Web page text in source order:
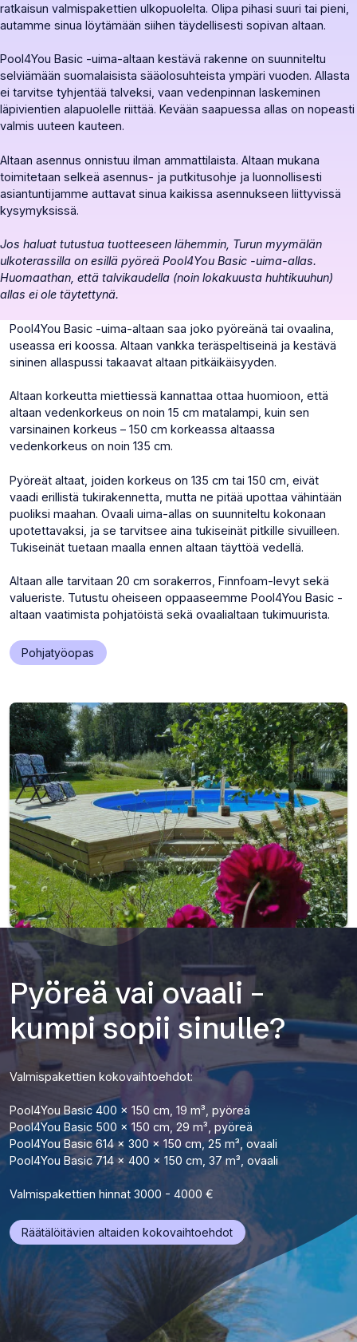
ratkaisun valmispakettien ulkopuolelta. Olipa pihasi suuri tai pieni,
autamme sinua löytämään siihen täydellisesti sopivan altaan.
Pool4You Basic -uima-altaan kestävä rakenne on suunniteltu
selviämään suomalaisista sääolosuhteista ympäri vuoden. Allasta
ei tarvitse tyhjentää talveksi, vaan vedenpinnan laskeminen
läpivientien alapuolelle riittää. Kevään saapuessa allas on nopeasti
valmis uuteen kauteen.
Altaan asennus onnistuu ilman ammattilaista. Altaan mukana
toimitetaan selkeä asennus- ja putkitusohje ja luonnollisesti
asiantuntijamme auttavat sinua kaikissa asennukseen liittyvissä
kysymyksissä.
Jos haluat tutustua tuotteeseen lähemmin, Turun myymälän
ulkoterassilla on esillä pyöreä Pool4You Basic -uima-allas.
Huomaathan, että talvikaudella (noin lokakuusta huhtikuuhun)
allas ei ole täytettynä.
Pool4You Basic -uima-altaan saa joko pyöreänä tai ovaalina,
useassa eri koossa. Altaan vankka teräspeltiseinä ja kestävä
sininen allaspussi takaavat altaan pitkäikäisyyden.
Altaan korkeutta miettiessä kannattaa ottaa huomioon, että
altaan vedenkorkeus on noin 15 cm matalampi, kuin sen
varsinainen korkeus – 150 cm korkeassa altaassa
vedenkorkeus on noin 135 cm.
Pyöreät altaat, joiden korkeus on 135 cm tai 150 cm, eivät
vaadi erillistä tukirakennetta, mutta ne pitää upottaa vähintään
puoliksi maahan. Ovaali uima-allas on suunniteltu kokonaan
upotettavaksi, ja se tarvitsee aina tukiseinät pitkille sivuilleen.
Tukiseinät tuetaan maalla ennen altaan täyttöä vedellä.
Altaan alle tarvitaan 20 cm sorakerros, Finnfoam-levyt sekä
valueriste. Tutustu oheiseen oppaaseemme Pool4You Basic -
altaan vaatimista pohjatöistä sekä ovaalialtaan tukimuurista.
Pohjatyöopas (Avaa
uuden
Pyöreä vai ovaali –
kumpi sopii sinulle?
Valmispakettien kokovaihtoehdot:
Pool4You Basic 400 x 150 cm, 19 m³, pyöreä
Pool4You Basic 500 x 150 cm, 29 m³, pyöreä
Pool4You Basic 614 x 300 x 150 cm, 25 m³, ovaali
Pool4You Basic 714 x 400 x 150 cm, 37 m³, ovaali
Valmispakettien hinnat 3000 - 4000 €
Räätälöitävien altaiden kokovaihtoehdot(Avaa
uuden
välilehden)